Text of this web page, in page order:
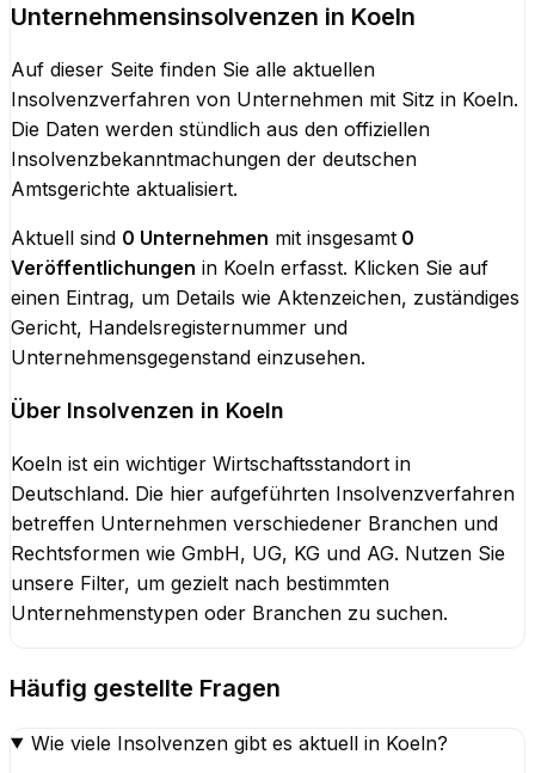
Unternehmensinsolvenzen in Koeln
Auf dieser Seite finden Sie alle aktuellen
Insolvenzverfahren von Unternehmen mit Sitz in Koeln.
Die Daten werden stündlich aus den offiziellen
Insolvenzbekanntmachungen der deutschen
Amtsgerichte aktualisiert.
Aktuell sind 0 Unternehmen mit insgesamt 0
Veröffentlichungen in Koeln erfasst. Klicken Sie auf
einen Eintrag, um Details wie Aktenzeichen, zuständiges
Gericht, Handelsregisternummer und
Unternehmensgegenstand einzusehen.
Über Insolvenzen in Koeln
Koeln ist ein wichtiger Wirtschaftsstandort in
Deutschland. Die hier aufgeführten Insolvenzverfahren
betreffen Unternehmen verschiedener Branchen und
Rechtsformen wie GmbH, UG, KG und AG. Nutzen Sie
unsere Filter, um gezielt nach bestimmten
Unternehmenstypen oder Branchen zu suchen.
Häufig gestellte Fragen
Wie viele Insolvenzen gibt es aktuell in Koeln?